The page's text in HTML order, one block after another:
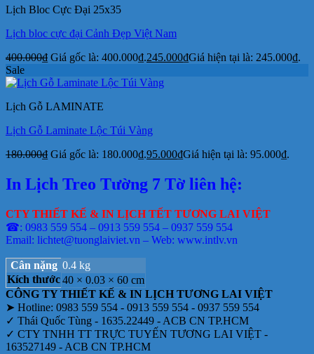
Lịch Bloc Cực Đại 25x35
Lịch bloc cực đại Cảnh Đẹp Việt Nam
400.000₫ Giá gốc là: 400.000₫.245.000₫Giá hiện tại là: 245.000₫.
Sale
Lịch Gỗ LAMINATE
Lịch Gỗ Laminate Lộc Túi Vàng
180.000₫ Giá gốc là: 180.000₫.95.000₫Giá hiện tại là: 95.000₫.
In Lịch Treo Tường 7 Tờ liên hệ:
CTY THIẾT KẾ & IN LỊCH TẾT TƯƠNG LAI VIỆT
☎: 0983 559 554 – 0913 559 554 – 0937 559 554
Email: lichtet@tuonglaiviet.vn – Web: www.intlv.vn
Cân nặng 0.4 kg
Kích thước40 × 0.03 × 60 cm
CÔNG TY THIẾT KẾ & IN LỊCH TƯƠNG LAI VIỆT
➤ Hotline: 0983 559 554 - 0913 559 554 - 0937 559 554
✓ Thái Quốc Tùng - 1635.22449 - ACB CN TP.HCM
✓ CTY TNHH TT TRỰC TUYẾN TƯƠNG LAI VIỆT -
163527149 - ACB CN TP.HCM